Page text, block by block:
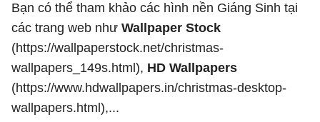
Bạn có thể tham khảo các hình nền Giáng Sinh tại
các trang web như Wallpaper Stock
(https://wallpaperstock.net/christmas-
wallpapers_149s.html), HD Wallpapers
(https://www.hdwallpapers.in/christmas-desktop-
wallpapers.html),...